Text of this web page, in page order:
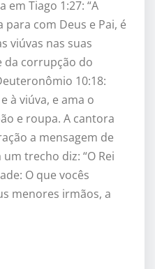
em Tiago 1:27: “A
com Deus e Pai, é
viúvas nas suas
da corrupção do
10:18:
à viúva, e ama o
e roupa. A cantora
a mensagem de
trecho diz: “O Rei
O que vocês
menores irmãos, a